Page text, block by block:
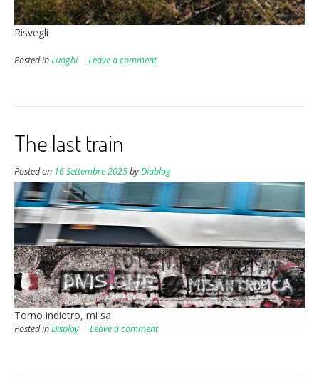
Risvegli
Posted inLuoghi Leave a comment
The last train
Posted on 16 Settembre 2025byDiablog
Torno indietro, mi sa
Posted inDisplay Leave a comment